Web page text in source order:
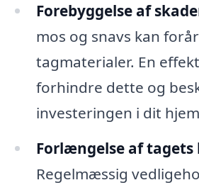
Forebyggelse af
mos og snavs kan
tagmaterialer. En
forhindre dette og
investeringen i dit
Forlængelse af tagets
Regelmæssig